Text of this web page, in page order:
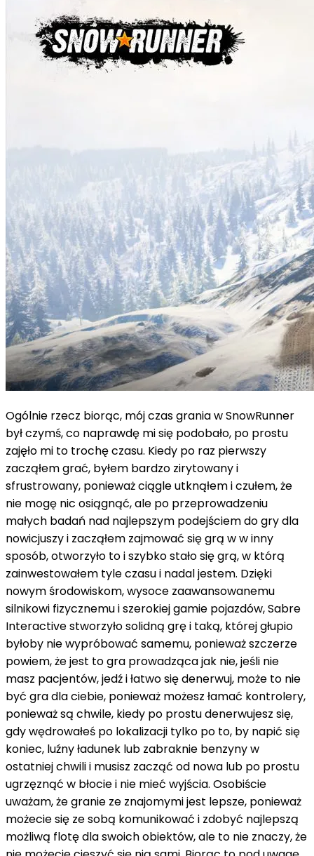
Ogólnie rzecz biorąc, mój czas grania w SnowRunner
był czymś, co naprawdę mi się podobało, po prostu
zajęło mi to trochę czasu. Kiedy po raz pierwszy
zacząłem grać, byłem bardzo zirytowany i
sfrustrowany, ponieważ ciągle utknąłem i czułem, że
nie mogę nic osiągnąć, ale po przeprowadzeniu
małych badań nad najlepszym podejściem do gry dla
nowicjuszy i zacząłem zajmować się grą w w inny
sposób, otworzyło to i szybko stało się grą, w którą
zainwestowałem tyle czasu i nadal jestem. Dzięki
nowym środowiskom, wysoce zaawansowanemu
silnikowi fizycznemu i szerokiej gamie pojazdów, Sabre
Interactive stworzyło solidną grę i taką, której głupio
byłoby nie wypróbować samemu, ponieważ szczerze
powiem, że jest to gra prowadząca jak nie, jeśli nie
masz pacjentów, jedź i łatwo się denerwuj, może to nie
być gra dla ciebie, ponieważ możesz łamać kontrolery,
ponieważ są chwile, kiedy po prostu denerwujesz się,
gdy wędrowałeś po lokalizacji tylko po to, by napić się
koniec, luźny ładunek lub zabraknie benzyny w
ostatniej chwili i musisz zacząć od nowa lub po prostu
ugrzęznąć w błocie i nie mieć wyjścia. Osobiście
uważam, że granie ze znajomymi jest lepsze, ponieważ
możecie się ze sobą komunikować i zdobyć najlepszą
możliwą flotę dla swoich obiektów, ale to nie znaczy, że